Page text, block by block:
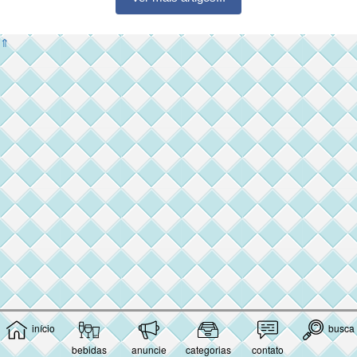
início
bebidas
anuncie categorias contato
busca
⇑